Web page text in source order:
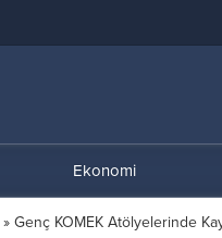
Ekonomi
» Genç KOMEK Atölyelerinde